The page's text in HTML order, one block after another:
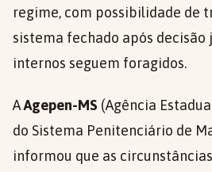
regime, com possibilidade de
sistema fechado após decisão
internos seguem foragidos.
AAgepen-MS (Agência
do Sistema Penitenciário de
informou que as